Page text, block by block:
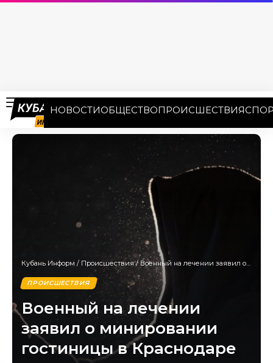
НОВОСТИОБЩЕСТВОПРОИСШЕСТВИЯ
Кубань Информ / Происшествия/ Военный на лечении заявил о минировании гостиницы в Краснодаре
ПРОИСШЕСТВИЯ
Военный на лечении
заявил о минировании
гостиницы в Краснодаре